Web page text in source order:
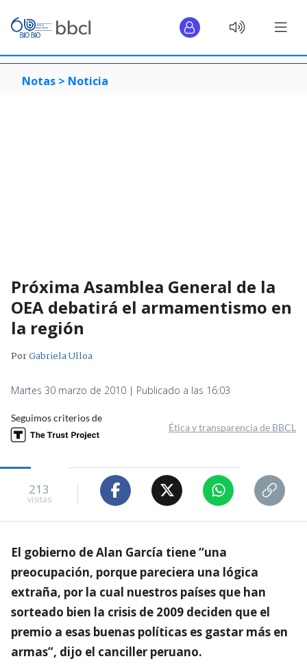
Notas > Noticia
Próxima Asamblea General de la
OEA debatirá el armamentismo en
la región
PorGabriela Ulloa
Martes 30 marzo de 2010 | Publicado a las 16:03
Seguimos criterios de
Ética y transparencia de BBCL
213
visitas
El gobierno de Alan García tiene “una
preocupación, porque pareciera una lógica
extraña, por la cual nuestros países que han
sorteado bien la crisis de 2009 deciden que el
premio a esas buenas políticas es gastar más en
armas”, dijo el canciller peruano.